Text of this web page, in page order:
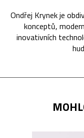
Ondřej Krynek je
konceptů,
inovativních